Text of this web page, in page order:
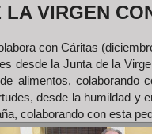
LA VIRGEN
con Cáritas
desde la Junta de la
alimentos, colaborando
desde la humildad y
colaborando con esta